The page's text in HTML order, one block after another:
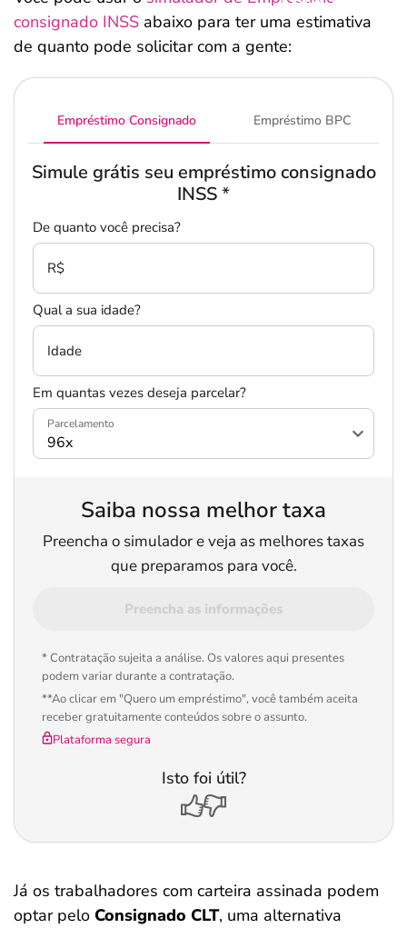
consignado INSS abaixo para ter uma estimativa
de quanto pode solicitar com a gente:
Empréstimo Consignado Empréstimo BPC
Simule grátis seu empréstimo consignado
INSS*
De quanto você precisa?
R$
Qual a sua idade?
Idade
Em quantas vezes deseja parcelar?
Parcelamento
Saiba nossa melhor taxa
Preencha o simulador e veja as melhores taxas
que preparamos para você.
Preencha as informações
* Contratação sujeita a análise. Os valores aqui presentes
podem variar durante a contratação.
**Ao clicar em "Quero um empréstimo", você também aceita
receber gratuitamente conteúdos sobre o assunto.
Plataforma segura
Isto foi útil?
Já os trabalhadores com carteira assinada podem
optar pelo Consignado CLT, uma alternativa